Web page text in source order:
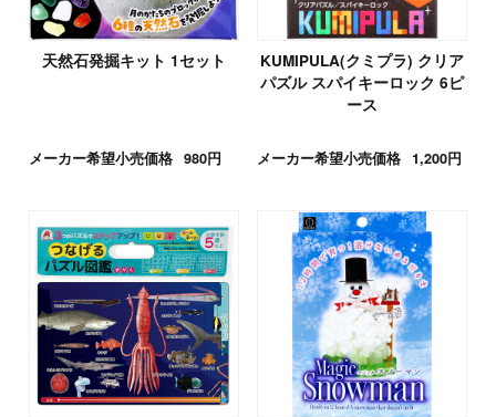
天然石発掘キット 1セット
メーカー希望小売価格 980円
KUMIPULA(クミプラ) クリア
パズル スパイキーロック 6ピ
ース
メーカー希望小売価格 1,200円